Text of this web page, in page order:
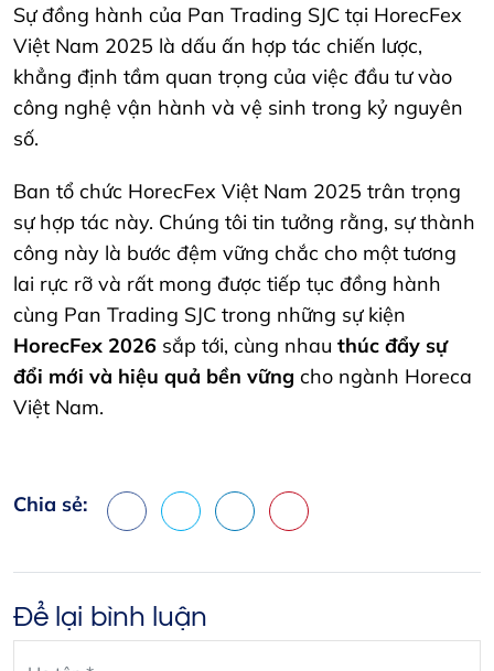
Sự đồng hành của Pan Trading SJC tại HorecFex
Việt Nam 2025 là dấu ấn hợp tác chiến lược,
khẳng định tầm quan trọng của việc đầu tư vào
công nghệ vận hành và vệ sinh trong kỷ nguyên
số.
Ban tổ chức HorecFex Việt Nam 2025 trân trọng
sự hợp tác này. Chúng tôi tin tưởng rằng, sự thành
công này là bước đệm vững chắc cho một tương
lai rực rỡ và rất mong được tiếp tục đồng hành
cùng Pan Trading SJC trong những sự kiện
HorecFex 2026 sắp tới, cùng nhau thúc đẩy sự
đổi mới và hiệu quả bền vững cho ngành Horeca
Việt Nam.
Chia sẻ:
Facebook
X LinkedInPinterest
Để lại bình luận